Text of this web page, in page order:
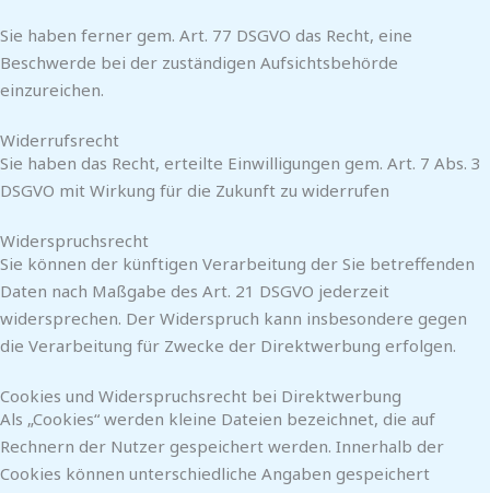
Sie haben ferner gem. Art. 77 DSGVO das Recht, eine
Beschwerde bei der zuständigen Aufsichtsbehörde
einzureichen.
Widerrufsrecht
Sie haben das Recht, erteilte Einwilligungen gem. Art. 7 Abs. 3
DSGVO mit Wirkung für die Zukunft zu widerrufen
Widerspruchsrecht
Sie können der künftigen Verarbeitung der Sie betreffenden
Daten nach Maßgabe des Art. 21 DSGVO jederzeit
widersprechen. Der Widerspruch kann insbesondere gegen
die Verarbeitung für Zwecke der Direktwerbung erfolgen.
Cookies und Widerspruchsrecht bei Direktwerbung
Als „Cookies“ werden kleine Dateien bezeichnet, die auf
Rechnern der Nutzer gespeichert werden. Innerhalb der
Cookies können unterschiedliche Angaben gespeichert